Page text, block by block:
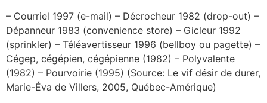
– Courriel 1997 (e-mail) – Décrocheur 1982 (drop-out) –
Dépanneur 1983 (convenience store) – Gicleur 1992
(sprinkler) – Téléavertisseur 1996 (bellboy ou pagette) –
Cégep, cégépien, cégépienne (1982) – Polyvalente
(1982) – Pourvoirie (1995) (Source: Le vif désir de durer,
Marie-Éva de Villers, 2005, Québec-Amérique)